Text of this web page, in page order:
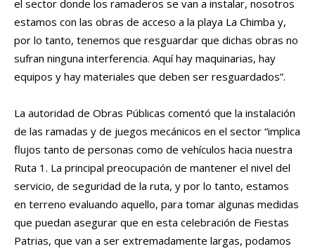
el sector donde los ramaderos se van a instalar, nosotros
estamos con las obras de acceso a la playa La Chimba y,
por lo tanto, tenemos que resguardar que dichas obras no
sufran ninguna interferencia. Aquí hay maquinarias, hay
equipos y hay materiales que deben ser resguardados”.
La autoridad de Obras Públicas comentó que la instalación
de las ramadas y de juegos mecánicos en el sector “implica
flujos tanto de personas como de vehículos hacia nuestra
Ruta 1. La principal preocupación de mantener el nivel del
servicio, de seguridad de la ruta, y por lo tanto, estamos
en terreno evaluando aquello, para tomar algunas medidas
que puedan asegurar que en esta celebración de Fiestas
Patrias, que van a ser extremadamente largas, podamos